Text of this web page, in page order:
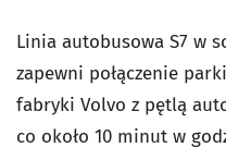
Linia autobusowa S7 w
zapewni połączenie
fabryki Volvo z pętlą
co około 10 minut w